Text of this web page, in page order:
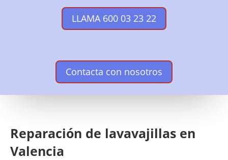
LLAMA 600 03 23 22
Contacta con nosotros
Reparación de lavavajillas en
Valencia